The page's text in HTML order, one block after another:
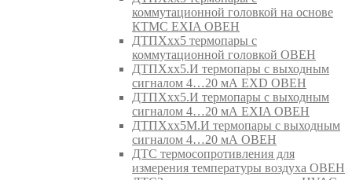
коммутационной головкой на основе
КТМС EXIA ОВЕН
ДТПХхх5 термопары с
коммутационной головкой ОВЕН
ДТПХхх5.И термопары с выходным
сигналом 4…20 мА EXD ОВЕН
ДТПХхх5.И термопары с выходным
сигналом 4…20 мА EXIA ОВЕН
ДТПХхх5М.И термопары с выходным
сигналом 4…20 мА ОВЕН
ДТС термосопротивления для
измерения температуры воздуха ОВЕН